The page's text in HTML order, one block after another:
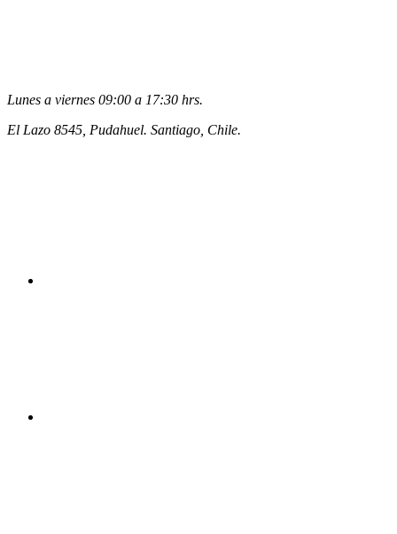
Lunes a viernes 09:00 a 17:30 hrs.
El Lazo 8545, Pudahuel. Santiago, Chile.